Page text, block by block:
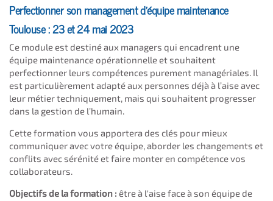
Perfectionner son management d'équipe maintenance
Toulouse : 23 et 24 mai 2023
Ce module est destiné aux managers qui encadrent une
équipe maintenance opérationnelle et souhaitent
perfectionner leurs compétences purement managériales. Il
est particulièrement adapté aux personnes déjà à l’aise avec
leur métier techniquement, mais qui souhaitent progresser
dans la gestion de l’humain.
Cette formation vous apportera des clés pour mieux
communiquer avec votre équipe, aborder les changements et
conflits avec sérénité et faire monter en compétence vos
collaborateurs.
Objectifs de la formation : être à l'aise face à son équipe de